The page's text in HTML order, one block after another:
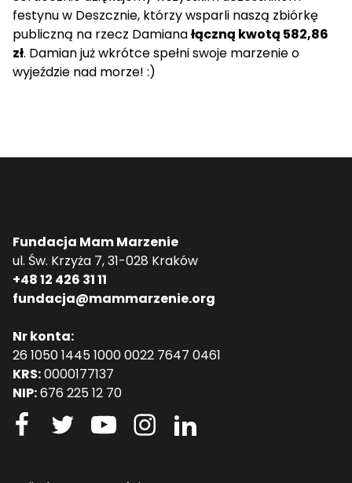
festynu w Deszcznie, którzy wsparli naszą zbiórkę
publiczną na rzecz Damianałączną kwotą 582,86
zł. Damian już wkrótce spełni swoje marzenie o
wyjeździe nad morze! :)
Fundacja Mam Marzenie
ul. Św. Krzyża 7, 31-028 Kraków
+48 12 426 31 11
fundacja@mammarzenie.org
Nr konta:
26 1050 1445 1000 0022 7647 0461
KRS:0000177137
NIP:676 225 12 70